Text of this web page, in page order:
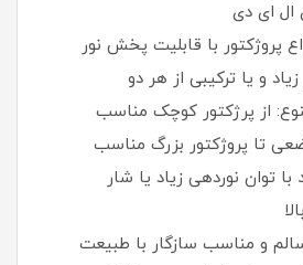
ال ای دی
پروژکتور با قابلیت پخش نور
و یا ترکیبی از هر دو
از پرژکتور کوچک مناسب
تا پروژکتور بزرگ مناسب
با توان نوردهی زیاد یا شار
و مناسب سازگار با طبیعت